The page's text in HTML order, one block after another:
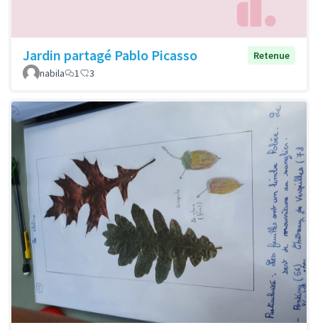
Jardin partagé Pablo Picasso
Retenue
nabila
1 3